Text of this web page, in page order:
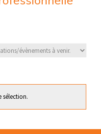
sélection.